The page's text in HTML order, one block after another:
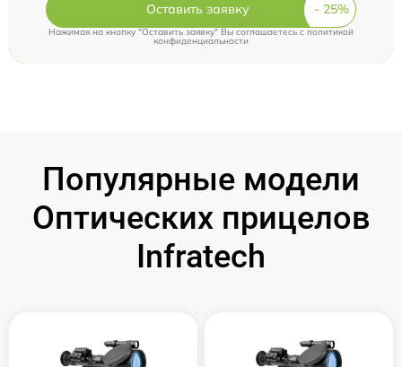
Оставить заявку
Нажимая на кнопку "Оставить заявку" Вы соглашаетесь c политикой
конфиденциальности
Популярные модели
Оптических прицелов
Infratech